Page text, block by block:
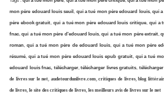
mon père edouard louis seuil qui a tué mon père edouard louis, qui a
père ebook gratuit ,qui a tué mon père edouard louis critique qui a
fnac ,qui a tué mon père d'edouard louis ,qui a tué mon père extrait,
roman ,qui a tué mon père de edouard louis, qui a tué mon père
résumé qui a tué mon père edouard louis epub gratuit, qui a tué
edouard louis fnac, télécharger, télécharger livres gratuits
de livres sur le net audetourdunlivre.com, critiques de livres,blog
de livres le site des critiques de livres les meilleurs avis de livres sur le net